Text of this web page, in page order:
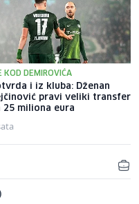
KOD DEMIROVIĆA
i iz kluba: Dženan
pravi veliki transfer
25 miliona eura